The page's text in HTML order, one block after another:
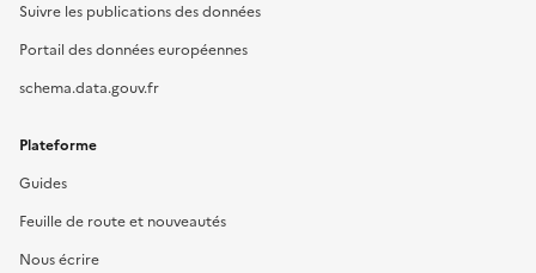
Suivre les publications des données
Portail des données européennes
schema.data.gouv.fr
Plateforme
Guides
Feuille de route et nouveautés
Nous écrire